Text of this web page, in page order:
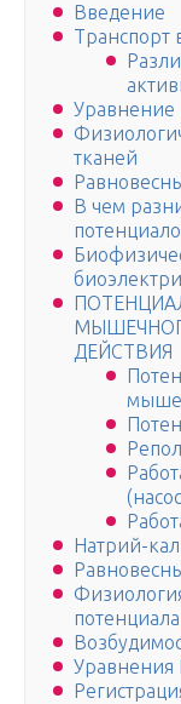
Введение
Транспорт
Уравнение
тканей
В чем
ДЕЙСТВИЯ
Натрий-
Уравнения